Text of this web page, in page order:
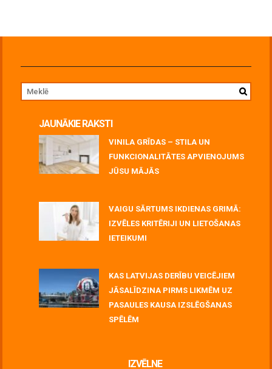
JAUNĀKIE RAKSTI
VINILA GRĪDAS – STILA UN
FUNKCIONALITĀTES APVIENOJUMS
JŪSU MĀJĀS
VAIGU SĀRTUMS IKDIENAS GRIMĀ:
IZVĒLES KRITĒRIJI UN LIETOŠANAS
IETEIKUMI
KAS LATVIJAS DERĪBU VEICĒJIEM
JĀSALĪDZINA PIRMS LIKMĒM UZ
PASAULES KAUSA IZSLĒGŠANAS
SPĒLĒM
IZVĒLNE